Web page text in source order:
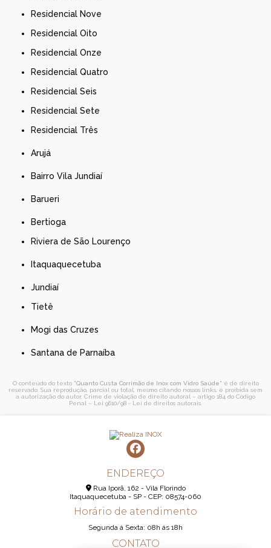
Residencial Nove
Residencial Oito
Residencial Onze
Residencial Quatro
Residencial Seis
Residencial Sete
Residencial Três
Arujá
Bairro Vila Jundiaí
Barueri
Bertioga
Riviera de São Lourenço
Itaquaquecetuba
Jundiaí
Tietê
Mogi das Cruzes
Santana de Parnaíba
O conteúdo do texto "Quanto Custa Corrimão de Inox com Vidro Saúde" é de direito
reservado. Sua reprodução, parcial ou total, mesmo citando nossos links, é proibida sem
a autorização do autor. Crime de violação de direito autoral – artigo 184 do Código
Penal – Lei 9610/98 - Lei de direitos autorais
ENDEREÇO
Rua Iporã, 162 - Vila Florindo
Itaquaquecetuba - SP - CEP: 08574-060
Horário de atendimento
Segunda á Sexta: 08h ás 18h
CONTATO